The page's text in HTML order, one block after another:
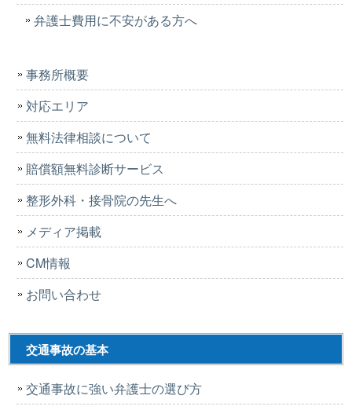
弁護士費用に不安がある方へ
事務所概要
対応エリア
無料法律相談について
賠償額無料診断サービス
整形外科・接骨院の先生へ
メディア掲載
CM情報
お問い合わせ
交通事故の基本
交通事故に強い弁護士の選び方